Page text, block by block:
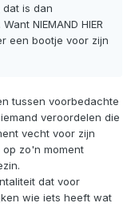
is dan
NIEMAND HIER
een bootje voor zijn
tussen voorbedachte
veroordelen die
vecht voor zijn
zo'n moment
dat voor
wie iets heeft wat